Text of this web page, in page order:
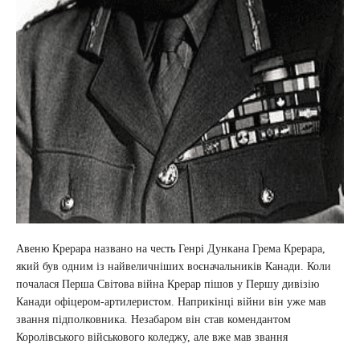
Авеню Крерара названо на честь Генрі Дункана Грема Крерара,
який був одним із найвеличніших воєначальників Канади. Коли
почалася Перша Світова війна Крерар пішов у Першу дивізію
Канади офіцером-артилеристом. Наприкінці війни він уже мав
звання підполковника. Незабаром він став комендантом
Королівського військового коледжу, але вже мав звання